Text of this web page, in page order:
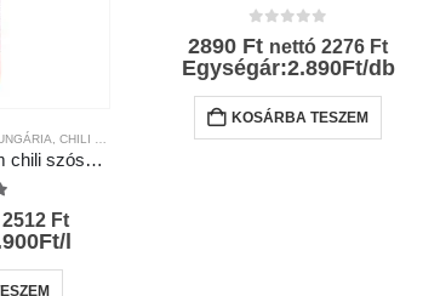
CHILI SZÓSZOK ÉS KRÉMEK ,CHILI TERMÉKEK,CSÍPŐSSÉGI-
Spirit of Attila prémium chili szósz- Chili Hungária
ből
2512 Ft
l
az 5-ből
2890 Ft nettó2276 Ft
Egységár:2.890Ft/db
KOSÁRBA TESZEM